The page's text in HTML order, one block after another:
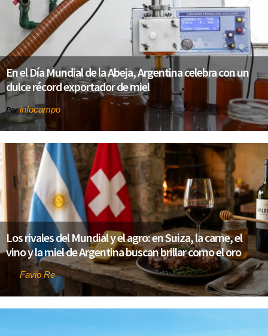
En el Día Mundial de la Abeja, Argentina celebra con un
dulce récord exportador de miel
Porinfocampo
Los rivales del Mundial y el agro: en Suiza, la carne, el
vino y la miel de Argentina buscan brillar como el oro
Por Favio Re